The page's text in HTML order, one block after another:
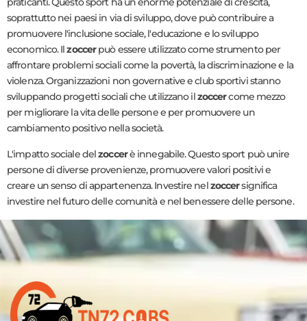
soprattutto nei paesi in via di sviluppo, dove può contribuire a
promuovere l'inclusione sociale, l'educazione e lo sviluppo
economico. Ilzoccerpuò essere utilizzato come strumento per
affrontare problemi sociali come la povertà, la discriminazione e la
violenza. Organizzazioni non governative e club sportivi stanno
sviluppando progetti sociali che utilizzano ilzoccercome mezzo
per migliorare la vita delle persone e per promuovere un
cambiamento positivo nella società.
L'impatto sociale delzoccerè innegabile. Questo sport può unire
persone di diverse provenienze, promuovere valori positivi e
creare un senso di appartenenza. Investire nelzoccersignifica
investire nel futuro delle comunità e nel benessere delle persone.